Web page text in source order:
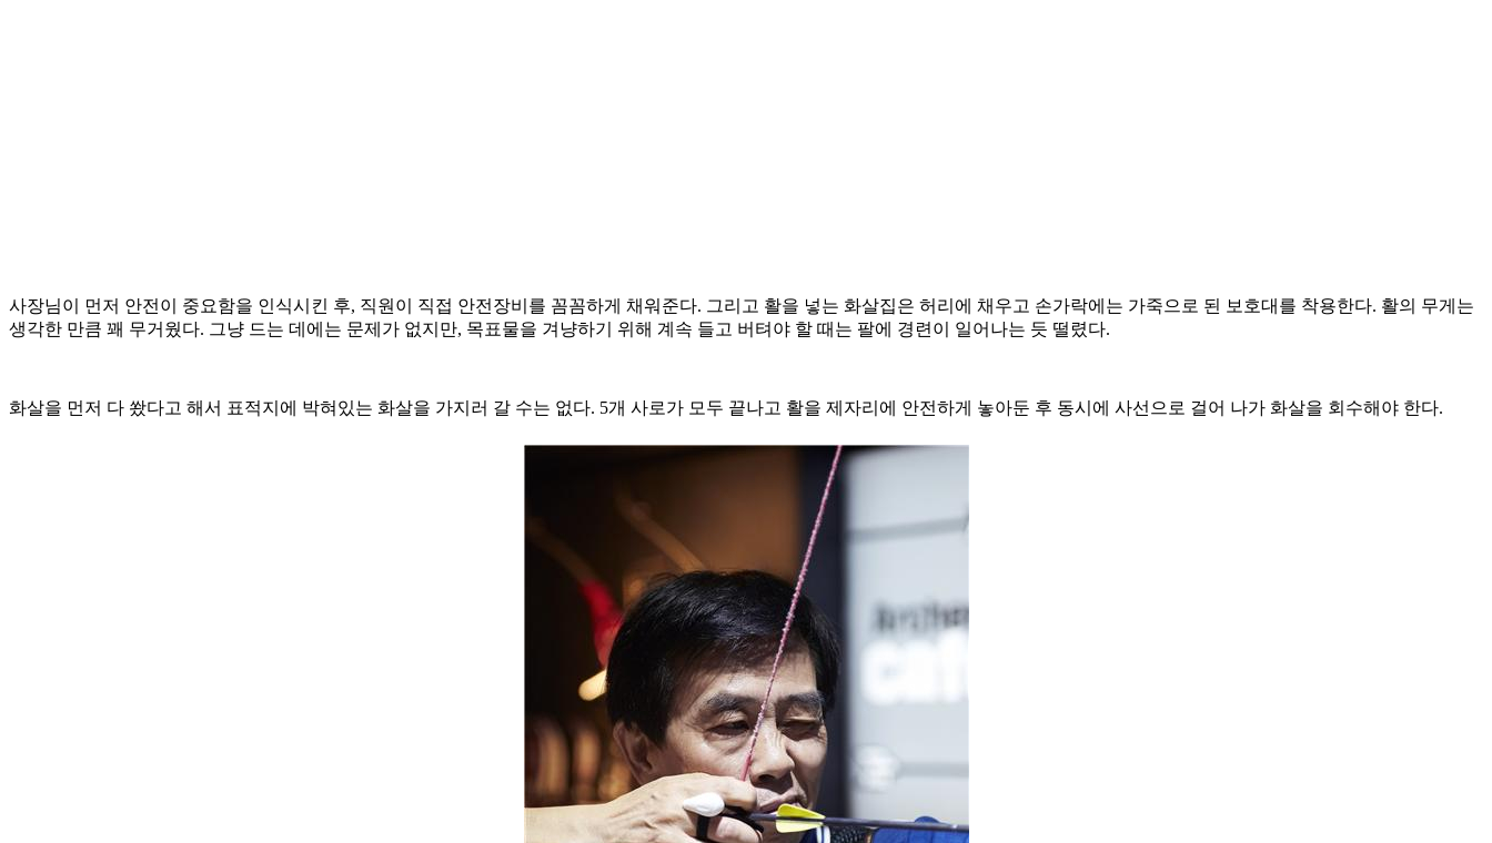
사장님이 먼저 안전이 중요함을 인식시킨 후, 직원이 직접 안전장비를 꼼꼼하게 채워준다. 그리고 활을 넣는 화살집은 허리에 채우고 손가락에는 가죽으로 된 보호대를 착용한다. 활의 무게는
생각한 만큼 꽤 무거웠다. 그냥 드는 데에는 문제가 없지만, 목표물을 겨냥하기 위해 계속 들고 버텨야 할 때는 팔에 경련이 일어나는 듯 떨렸다.
화살을 먼저 다 쐈다고 해서 표적지에 박혀있는 화살을 가지러 갈 수는 없다. 5개 사로가 모두 끝나고 활을 제자리에 안전하게 놓아둔 후 동시에 사선으로 걸어 나가 화살을 회수해야 한다.